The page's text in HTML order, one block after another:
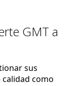
GMT a
sus
como